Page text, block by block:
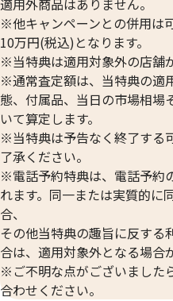
適用外商品はありません。
※他キャンペーンとの併用は
10万円(税込)となります。
※当特典は適用対象外の店舗
※通常査定額は、当特典の適
態、付属品、当日の市場相場
いて算定します。
※当特典は予告なく終了する
了承ください。
※電話予約特典は、電話予約
れます。同一または実質的に
合、
その他当特典の趣旨に反する
合は、適用対象外となる場合
※ご不明な点がございました
合わせください。